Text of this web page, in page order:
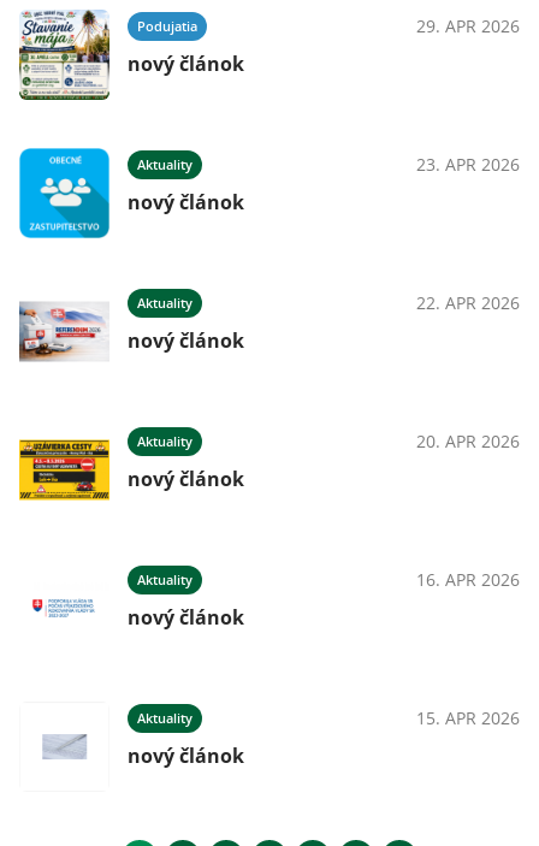
Podujatia 29. APR 2026
nový článok
Aktuality 23. APR 2026
nový článok
Aktuality 22. APR 2026
nový článok
Aktuality 20. APR 2026
nový článok
Aktuality 16. APR 2026
nový článok
Aktuality 15. APR 2026
nový článok